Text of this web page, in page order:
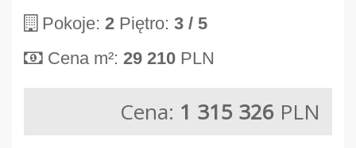
Pokoje: 2 Piętro: 3 / 5
Cena m²: 29 210 PLN
Cena: 1 315 326 PLN